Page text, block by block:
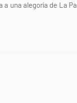
una alegoría de La